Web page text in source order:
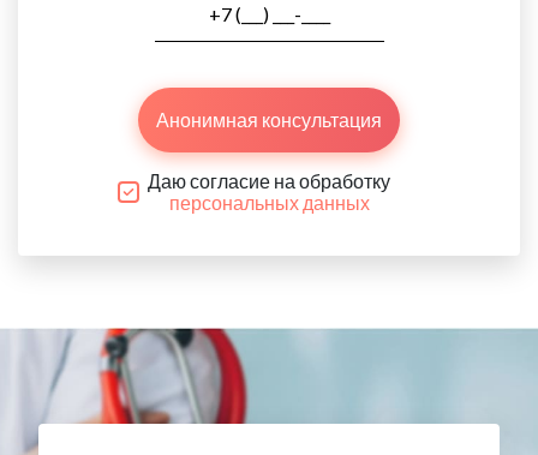
Анонимная консультация
Даю согласие на обработку
персональных данных